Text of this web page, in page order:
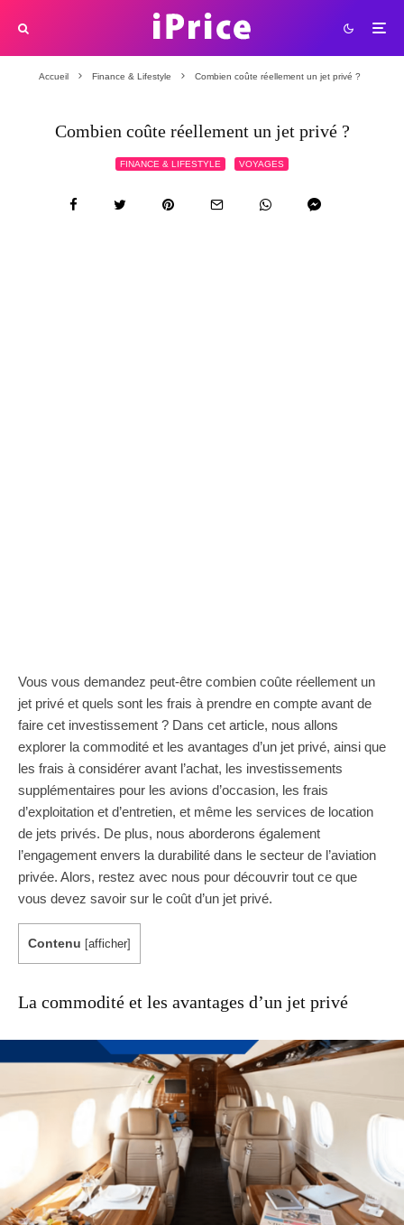
Accueil Finance & Lifestyle Combien coûte réellement un jet privé ?
Combien coûte réellement un jet privé ?
FINANCE & LIFESTYLE VOYAGES
Vous vous demandez peut-être combien coûte réellement un
jet privé et quels sont les frais à prendre en compte avant de
faire cet investissement ? Dans cet article, nous allons
explorer la commodité et les avantages d’un jet privé, ainsi que
les frais à considérer avant l’achat, les investissements
supplémentaires pour les avions d’occasion, les frais
d’exploitation et d’entretien, et même les services de location
de jets privés. De plus, nous aborderons également
l’engagement envers la durabilité dans le secteur de l’aviation
privée. Alors, restez avec nous pour découvrir tout ce que
vous devez savoir sur le coût d’un jet privé.
Contenu [afficher]
La commodité et les avantages d’un jet privé